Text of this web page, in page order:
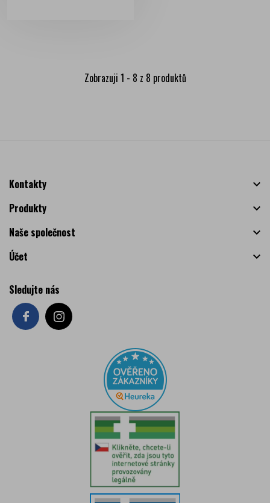
Zobrazuji 1 - 8 z 8 produktů
Kontakty

Produkty

Naše společnost

Účet

Sledujte nás